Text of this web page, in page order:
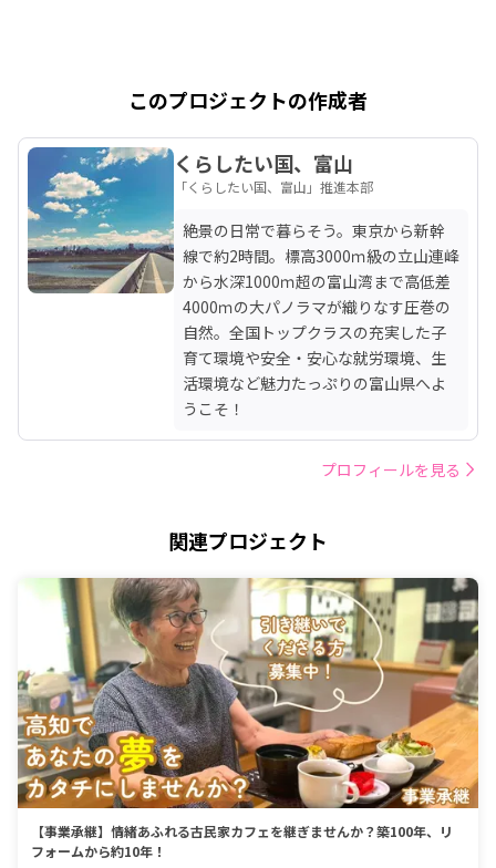
このプロジェクトの作成者
くらしたい国、富山
「くらしたい国、富山」推進本部
絶景の日常で暮らそう。東京から新幹
線で約2時間。標高3000ｍ級の立山連峰
から水深1000ｍ超の富山湾まで高低差
4000ｍの大パノラマが織りなす圧巻の
自然。全国トップクラスの充実した子
育て環境や安全・安心な就労環境、生
活環境など魅力たっぷりの富山県へよ
うこそ！
プロフィールを見る
関連プロジェクト
【事業承継】情緒あふれる古民家カフェを継ぎませんか？築100年、リ
フォームから約10年！